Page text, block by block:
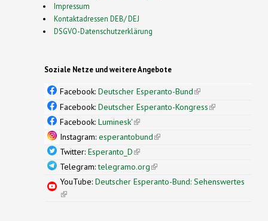
Impressum
Kontaktadressen DEB/ DEJ
DSGVO-Datenschutzerklärung
Soziale Netze und weitere Angebote
Facebook: Deutscher Esperanto-Bund(link is
external)
Facebook: Deutscher Esperanto-Kongress(link is
Facebook: Luminesk'(link is external)
Instagram: esperantobund(link is external)
Twitter: Esperanto_D(link is external)
Telegram:telegramo.org(link is external)
YouTube: Deutscher Esperanto-Bund: Sehenswertes
(link is external)